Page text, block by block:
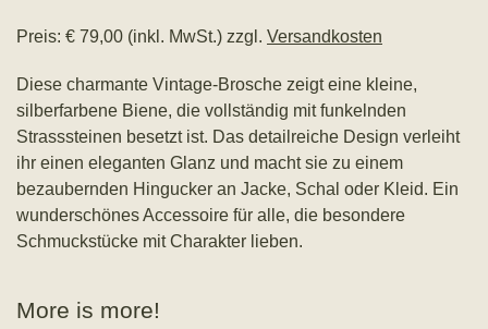
Preis: € 79,00 (inkl. MwSt.) zzgl. Versandkosten
Diese charmante Vintage-Brosche zeigt eine kleine,
silberfarbene Biene, die vollständig mit funkelnden
Strasssteinen besetzt ist. Das detailreiche Design verleiht
ihr einen eleganten Glanz und macht sie zu einem
bezaubernden Hingucker an Jacke, Schal oder Kleid. Ein
wunderschönes Accessoire für alle, die besondere
Schmuckstücke mit Charakter lieben.
More is more!